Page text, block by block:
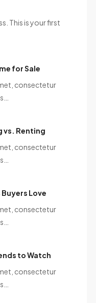
This is your first
for Sale
consectetur
vs. Renting
consectetur
Love
consectetur
to Watch
consectetur